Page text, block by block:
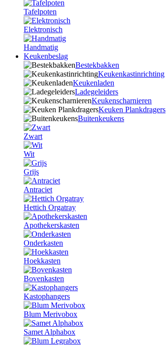
Tafelpoten
Elektronisch
Handmatig
Keukenbeslag
Bestekbakken
Keukenkastinrichting
Keukenladen
Ladegeleiders
Keukenscharnieren
Keuken Plankdragers
Buitenkeukens
Zwart
Wit
Grijs
Antraciet
Hettich Orgatray
Apothekerskasten
Onderkasten
Hoekkasten
Bovenkasten
Kastophangers
Blum Merivobox
Samet Alphabox